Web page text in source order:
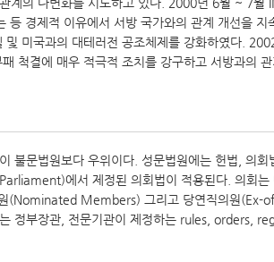
등 경제적 이유에서 서방 국가와의 관계 개선을
및 미국과의 대테러전 공조체제를 강화하였다.
척결에 매우 적극적 조치를 강구하고 서방과의 관
불문법원보다 우위이다. 성문법원에는 헌법, 의
에서 제정된 의회법이 적용된다. 의회
(Nominated Members) 그리고 당연직의원(Ex-
정부장관, 전문기관이 제정하는 rules, orders,